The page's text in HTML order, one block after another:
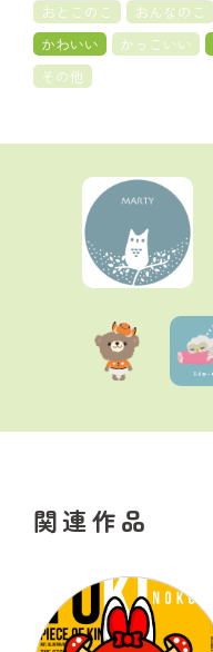
おとこのこ おんなのこ
かわいい
かっこいい
その他
関連作品